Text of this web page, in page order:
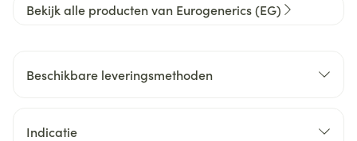
Bekijk alle producten van Eurogenerics (EG)
Beschikbare leveringsmethoden
Indicatie